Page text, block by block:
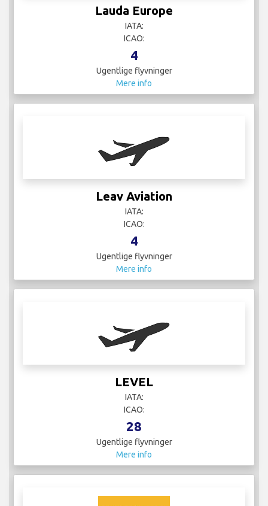
Lauda Europe
IATA:
ICAO:
4
Ugentlige flyvninger
Mere info
Leav Aviation
IATA:
ICAO:
4
Ugentlige flyvninger
Mere info
LEVEL
IATA:
ICAO:
28
Ugentlige flyvninger
Mere info